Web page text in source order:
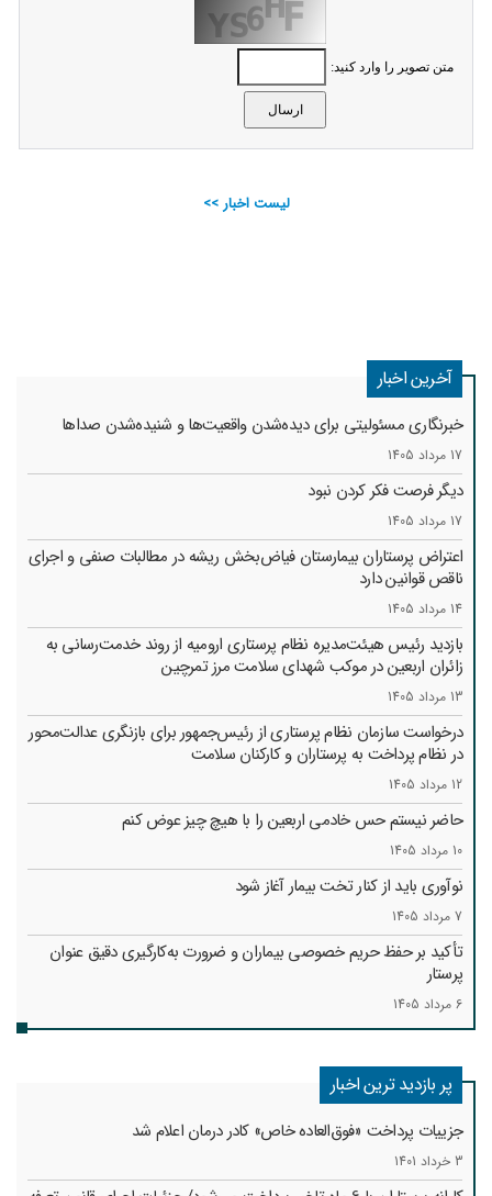
متن تصویر را وارد کنید:
لیست اخبار >>
آخرین اخبار
خبرنگاری مسئولیتی برای دیده‌شدن واقعیت‌ها و شنیده‌شدن صداها
17 مرداد 1405
دیگر فرصت فکر کردن نبود
17 مرداد 1405
اعتراض پرستاران بیمارستان فیاض‌بخش ریشه در مطالبات صنفی و اجرای
ناقص قوانین دارد
14 مرداد 1405
بازدید رئیس هیئت‌مدیره نظام پرستاری ارومیه از روند خدمت‌رسانی به
زائران اربعین در موکب شهدای سلامت مرز تمرچین
13 مرداد 1405
درخواست سازمان نظام پرستاری از رئیس‌جمهور برای بازنگری عدالت‌محور
در نظام پرداخت به پرستاران و کارکنان سلامت
12 مرداد 1405
حاضر نیستم حس خادمی اربعین را با هیچ چیز عوض کنم
10 مرداد 1405
نوآوری باید از کنار تخت بیمار آغاز شود
7 مرداد 1405
تأکید بر حفظ حریم خصوصی بیماران و ضرورت به‌کارگیری دقیق عنوان
پرستار
6 مرداد 1405
پر بازدید ترین اخبار
جزییات پرداخت «فوق‌العاده خاص» کادر درمان اعلام شد
3 خرداد 1401